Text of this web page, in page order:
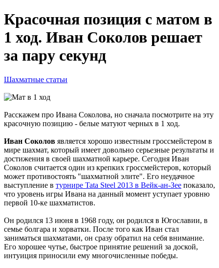
Красочная позиция с матом в
1 ход. Иван Соколов решает
за пару секунд
Шахматные статьи
Расскажем про Ивана Соколова, но сначала посмотрите на эту
красочную позицию - белые матуют черных в 1 ход.
Иван Соколов является хорошо известным гроссмейстером в
мире шахмат, который имеет довольно серьезные результаты и
достижения в своей шахматной карьере. Сегодня Иван
Соколов считается один из крепких гроссмейстеров, который
может противостоять "шахматной элите". Его неудачное
выступление в турнире Tata Steel 2013 в Вейк-ан-Зее показало,
что уровень игры Ивана на данный момент уступает уровню
первой 10-ке шахматистов.
Он родился 13 июня в 1968 году, он родился в Югославии, в
семье болгара и хорватки. После того как Иван стал
заниматься шахматами, он сразу обратил на себя внимание.
Его хорошее чутье, быстрое принятие решений за доской,
интуиция приносили ему многочисленные победы.